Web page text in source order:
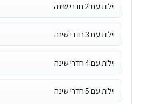
וילות עם 2 חדרי שינה
וילות עם 3 חדרי שינה
וילות עם 4 חדרי שינה
וילות עם 5 חדרי שינה